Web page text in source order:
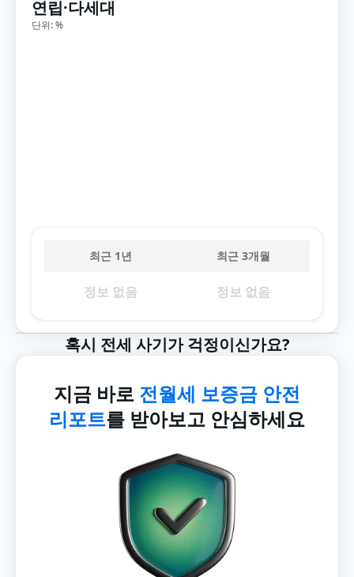
연립·다세대
단위: %
최근 1년 최근 3개월
정보 없음 정보 없음
혹시 전세 사기가 걱정이신가요?
지금 바로 전월세 보증금 안전
리포트를 받아보고 안심하세요